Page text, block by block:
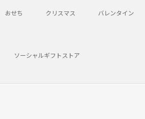
おせち クリスマス バレンタイン
ソーシャルギフトストア